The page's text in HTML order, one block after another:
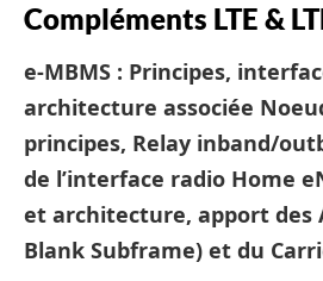
Compléments LTE &
e-MBMS : Principes,
architecture associée
principes, Relay inband/
de l’interface radio Home
et architecture, apport des
Blank Subframe) et du